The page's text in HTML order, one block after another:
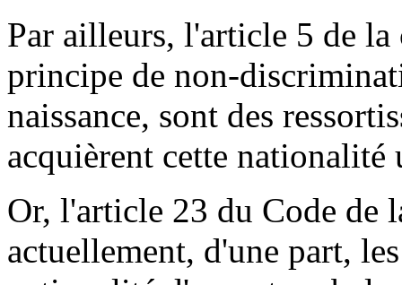
Par ailleurs, l'article 5 de
principe de non-
naissance, sont des
acquièrent cette nationalité
Or, l'article 23 du Code de
actuellement, d'une part,